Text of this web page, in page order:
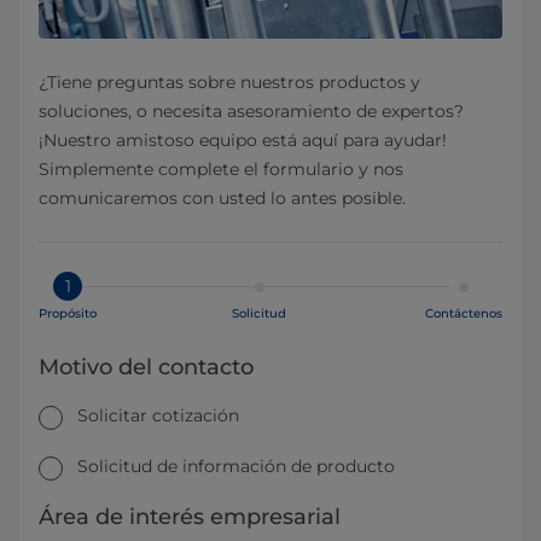
¿Tiene preguntas sobre nuestros productos y
soluciones, o necesita asesoramiento de expertos?
¡Nuestro amistoso equipo está aquí para ayudar!
Simplemente complete el formulario y nos
comunicaremos con usted lo antes posible.
1
Propósito Solicitud Contáctenos
Motivo del contacto
Solicitar cotización
Solicitud de información de producto
Área de interés empresarial